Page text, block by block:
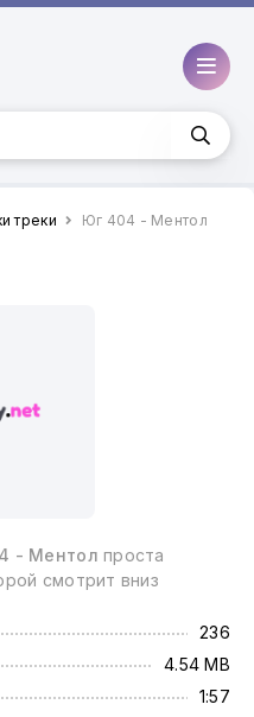
треки Юг 404 - Ментол
- Ментол проста
смотрит вниз
236
4.54 MB
1:57